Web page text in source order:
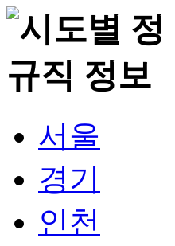
서울
경기
인천